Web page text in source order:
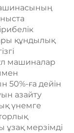
құндылық
машиналар
50%-ға дейін
азайту
үнемге
мерзімді